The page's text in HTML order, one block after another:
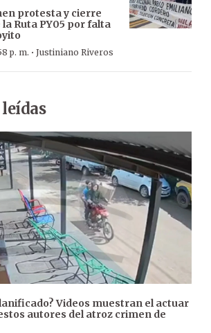
protesta y cierre
Ruta PY05 por falta
p. m. · Justiniano Riveros
Videos muestran el actuar
autores del atroz crimen de